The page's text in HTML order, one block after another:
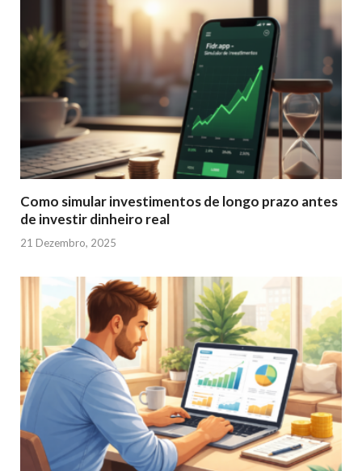
Como simular investimentos de longo prazo antes
de investir dinheiro real
21 Dezembro, 2025